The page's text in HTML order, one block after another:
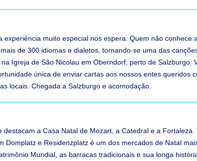
muito especial nos espera. Quem não conhece
de 300 idiomas e dialetos, tornando-se uma das
Igreja de São Nicolau em Oberndorf, perto de Salzburgo.
única de enviar cartas aos nossos entes queridos
locais. Chegada a Salzburgo e acomodação.
a Casa Natal de Mozart, a Catedral e a Fortaleza.
e Residenzplatz é um dos mercados de Natal
Mundial, as barracas tradicionais e sua longa